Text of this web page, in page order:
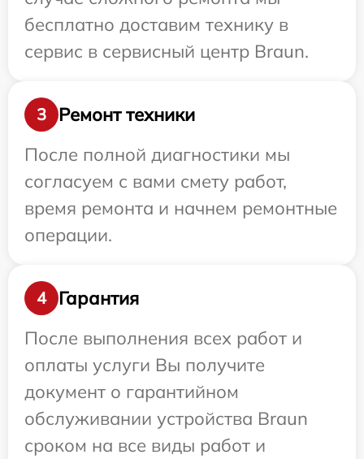
бесплатно доставим технику в
сервис в сервисный центр Braun.
3
Ремонт техники
После полной диагностики мы
согласуем с вами смету работ,
время ремонта и начнем ремонтные
операции.
4
Гарантия
После выполнения всех работ и
оплаты услуги Вы получите
документ о гарантийном
обслуживании устройства Braun
сроком на все виды работ и